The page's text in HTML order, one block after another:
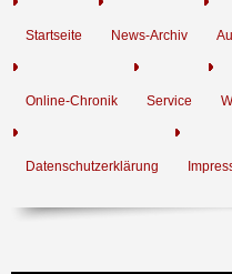
Startseite News-Archiv
Online-Chronik Service
Datenschutzerklärung